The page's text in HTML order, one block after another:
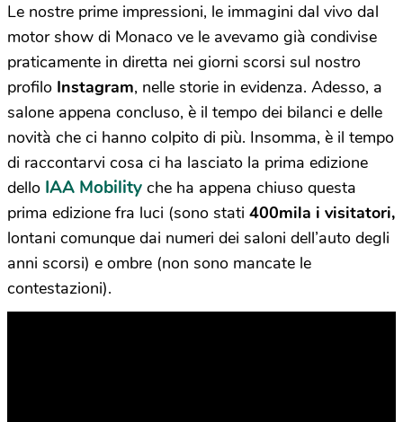
Le nostre prime impressioni, le immagini dal vivo dal
motor show di Monaco ve le avevamo già condivise
praticamente in diretta nei giorni scorsi sul nostro
profilo Instagram, nelle storie in evidenza. Adesso, a
salone appena concluso, è il tempo dei bilanci e delle
novità che ci hanno colpito di più. Insomma, è il tempo
di raccontarvi cosa ci ha lasciato la prima edizione
dello IAA Mobility che ha appena chiuso questa
prima edizione fra luci (sono stati 400mila i visitatori,
lontani comunque dai numeri dei saloni dell’auto degli
anni scorsi) e ombre (non sono mancate le
contestazioni).